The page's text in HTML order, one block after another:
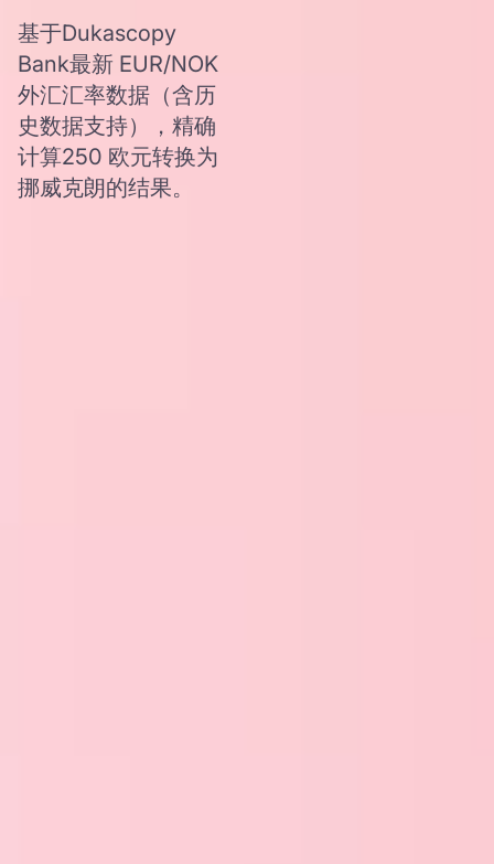
基于Dukascopy
Bank最新 EUR/NOK
外汇汇率数据（含历
史数据支持），精确
计算250 欧元转换为
挪威克朗的结果。